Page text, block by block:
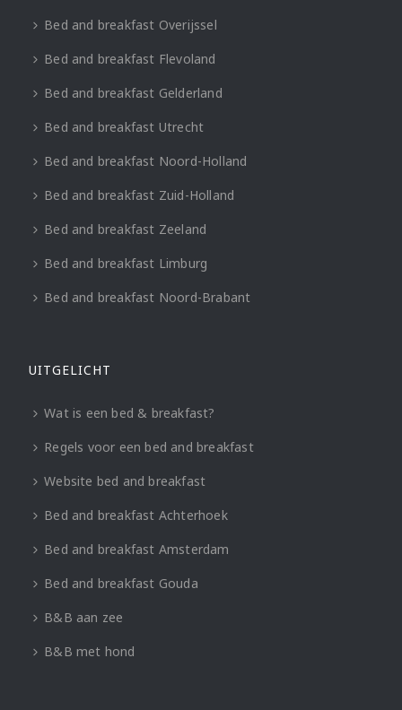
Bed and breakfast Overijssel
Bed and breakfast Flevoland
Bed and breakfast Gelderland
Bed and breakfast Utrecht
Bed and breakfast Noord-Holland
Bed and breakfast Zuid-Holland
Bed and breakfast Zeeland
Bed and breakfast Limburg
Bed and breakfast Noord-Brabant
UITGELICHT
Wat is een bed & breakfast?
Regels voor een bed and breakfast
Website bed and breakfast
Bed and breakfast Achterhoek
Bed and breakfast Amsterdam
Bed and breakfast Gouda
B&B aan zee
B&B met hond